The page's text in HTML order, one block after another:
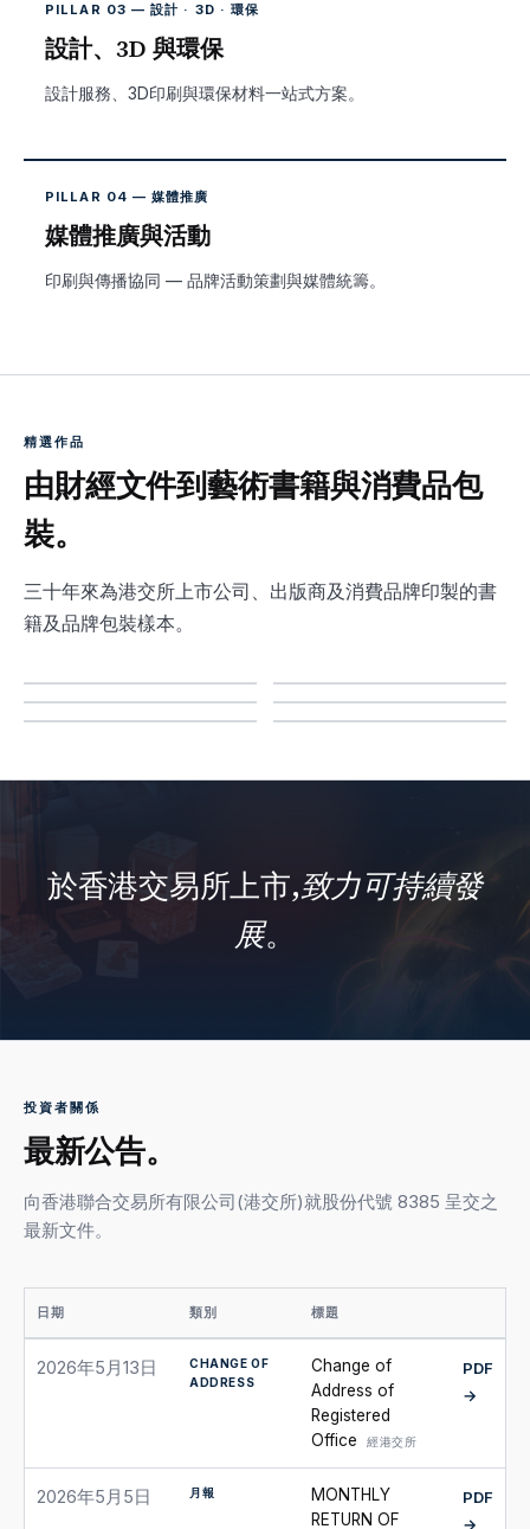
PILLAR 03 — 設計 · 3D · 環保
設計、3D 與環保
設計服務、3D印刷與環保材料一站式方案。
PILLAR 04 — 媒體推廣
媒體推廣與活動
印刷與傳播協同 — 品牌活動策劃與媒體統籌。
精選作品
由財經文件到藝術書籍與消費品包
裝。
三十年來為港交所上市公司、出版商及消費品牌印製的書
籍及品牌包裝樣本。
於香港交易所上市,致力可持續發
展。
投資者關係
最新公告。
向香港聯合交易所有限公司(港交所)就股份代號 8385 呈交之
最新文件。
日期 類別 標題
2026年5月13日
CHANGE OF
ADDRESS
Change of
Address of
Registered
Office
經港交所
PDF
→
2026年5月5日 月報
MONTHLY
RETURN OF
PDF
→